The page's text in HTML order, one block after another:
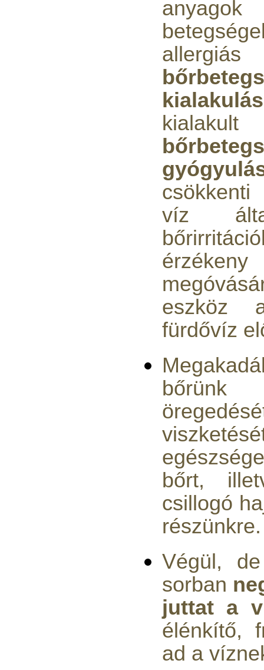
allergiás
kialakult
víz
eszköz
fürdővíz
bőrünk
bőrt,
csillogó
részünkre.
Végül,
sorban
juttat a
élénkítő,
ad a